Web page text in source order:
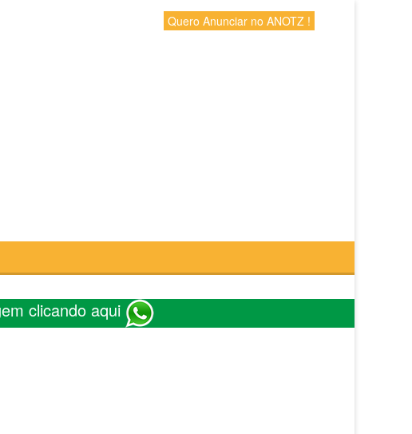
Quero Anunciar no ANOTZ !
clicando aqui